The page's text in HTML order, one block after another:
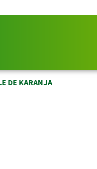
DE KARANJA